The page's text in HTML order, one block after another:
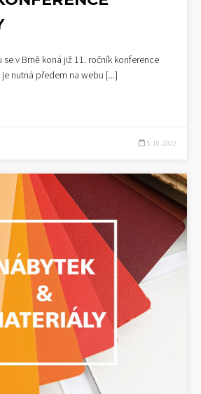
v Brně koná již 11. ročník konference
je nutná předem na webu [...]
5. 10. 2022